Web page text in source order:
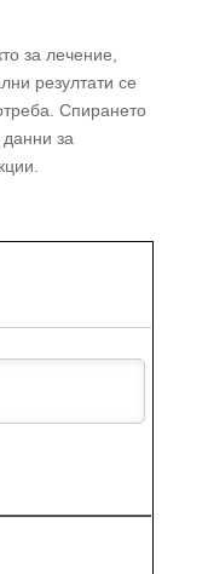
за лечение,
резултати се
Спирането
за